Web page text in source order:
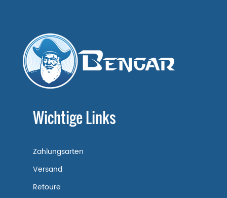
Wichtige Links
Zahlungsarten
Versand
Retoure